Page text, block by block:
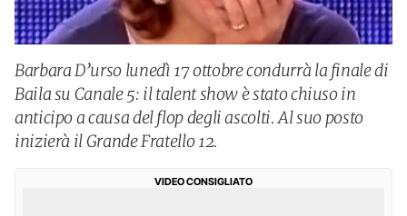
Barbara D’urso lunedì 17 ottobre condurrà la finale di
Baila su Canale 5: il talent show è stato chiuso in
anticipo a causa del flop degli ascolti. Al suo posto
inizierà il Grande Fratello 12.
VIDEO CONSIGLIATO